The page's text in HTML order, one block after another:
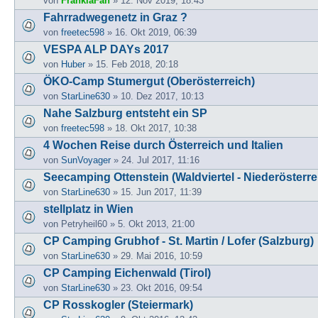
Fahrradwegenetz in Graz ?
von freetec598 » 16. Okt 2019, 06:39
VESPA ALP DAYs 2017
von Huber » 15. Feb 2018, 20:18
ÖKO-Camp Stumergut (Oberösterreich)
von StarLine630 » 10. Dez 2017, 10:13
Nahe Salzburg entsteht ein SP
von freetec598 » 18. Okt 2017, 10:38
4 Wochen Reise durch Österreich und Italien
von SunVoyager » 24. Jul 2017, 11:16
Seecamping Ottenstein (Waldviertel -
von StarLine630 » 15. Jun 2017, 11:39
stellplatz in Wien
von Petryheil60 » 5. Okt 2013, 21:00
CP Camping Grubhof - St. Martin / Lofer (Salzburg)
von StarLine630 » 29. Mai 2016, 10:59
CP Camping Eichenwald (Tirol)
von StarLine630 » 23. Okt 2016, 09:54
CP Rosskogler (Steiermark)